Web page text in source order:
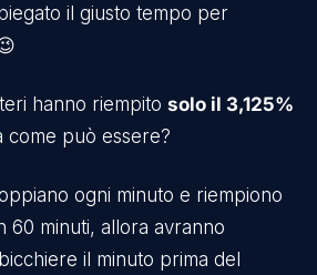
il giusto tempo per
hanno riempito solo il 3,125%
come può essere?
ogni minuto e riempiono
60 minuti, allora avranno
il minuto prima del